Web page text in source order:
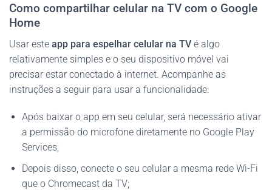
Como compartilhar celular na TV com o Google
Home
Usar este app para espelhar celular na TV é algo
relativamente simples e o seu dispositivo móvel vai
precisar estar conectado à internet. Acompanhe as
instruções a seguir para usar a funcionalidade:
Após baixar o app em seu celular, será necessário ativar
a permissão do microfone diretamente no Google Play
Services;
Depois disso, conecte o seu celular a mesma rede Wi-Fi
que o Chromecast da TV;